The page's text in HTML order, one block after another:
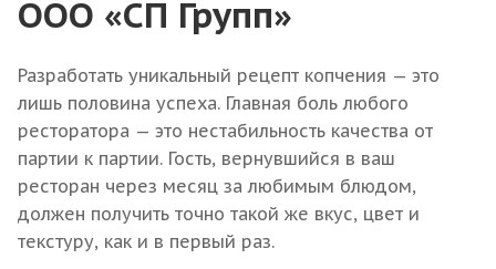
ООО «СП Групп»
Разработать уникальный рецепт копчения — это
лишь половина успеха. Главная боль любого
ресторатора — это нестабильность качества от
партии к партии. Гость, вернувшийся в ваш
ресторан через месяц за любимым блюдом,
должен получить точно такой же вкус, цвет и
текстуру, как и в первый раз.